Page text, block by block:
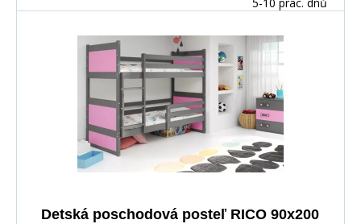
Detská poschodová posteľ RICO 90x200